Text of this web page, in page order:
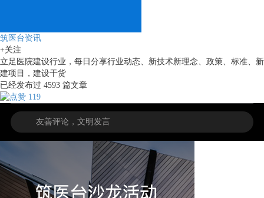
筑医台资讯
+关注
立足医院建设行业，每日分享行业动态、新技术新理念、政策、标准、新
建项目，建设干货
已经发布过 4593 篇文章
119